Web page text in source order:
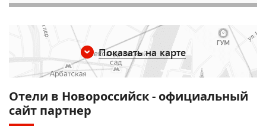
Показать на карте
Отели в Новороссийск - официальный
сайт партнер